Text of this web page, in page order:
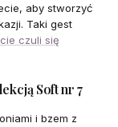
aby stworzyć
Taki gest
czuli się
Soft nr 7
i bzem z